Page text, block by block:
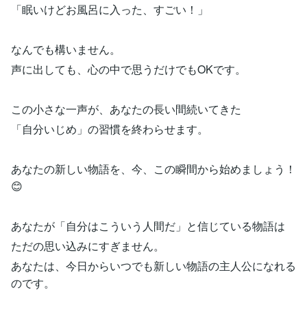
「眠いけどお風呂に入った、すごい！」
なんでも構いません。
声に出しても、心の中で思うだけでもOKです。
この小さな一声が、あなたの長い間続いてきた
「自分いじめ」の習慣を終わらせます。
あなたの新しい物語を、今、この瞬間から始めましょう！
😊
あなたが「自分はこういう人間だ」と信じている物語は
ただの思い込みにすぎません。
あなたは、今日からいつでも新しい物語の主人公になれる
のです。